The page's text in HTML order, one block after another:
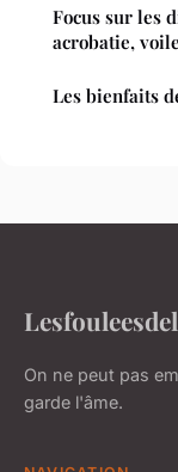
Focus sur les
acrobatie,
Les bienfaits
On ne peut pas
garde l'âme.